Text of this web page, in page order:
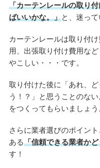
「カーテンレールの取り
ばいいかな。」と、迷って
カーテンレールは取り付
用、出張取り付け費用な
やこしい・・・です。
取り付けた後に「あれ、
う！？」と思うことのな
をつくってもらいましょう
さらに業者選びのポイン
ある「信頼できる業者か
す！